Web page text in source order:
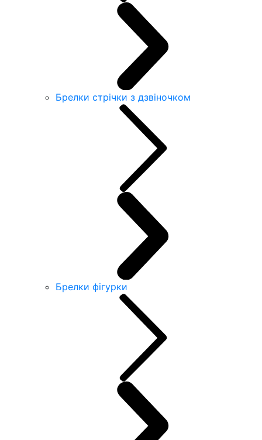
Брелки стрічки з дзвіночком
Брелки фігурки